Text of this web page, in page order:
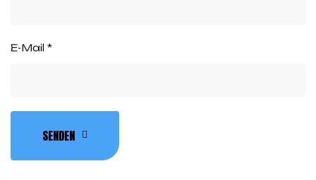
E-Mail *
SENDEN